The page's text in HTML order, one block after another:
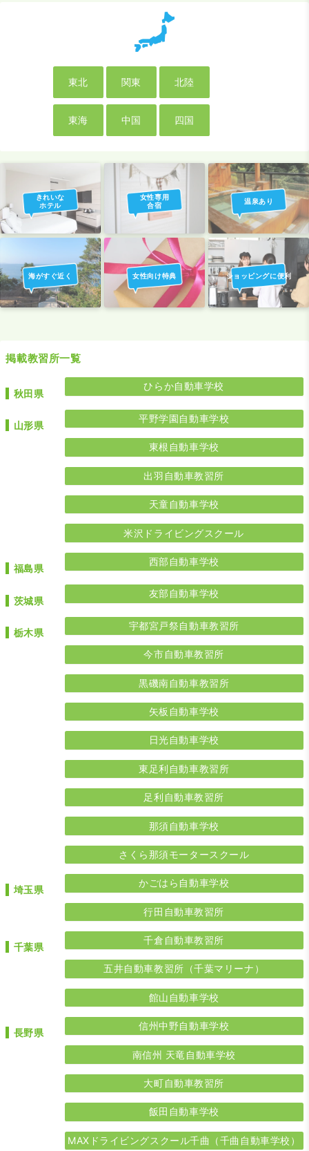
東北 関東 北陸
東海 中国 四国
きれいな
ホテル
女性専用
合宿
温泉あり
海がすぐ近く 女性向け特典 ショッピングに便利
掲載教習所一覧
秋田県
ひらか自動車学校
山形県
平野学園自動車学校
東根自動車学校
出羽自動車教習所
天童自動車学校
米沢ドライビングスクール
福島県
西部自動車学校
茨城県
友部自動車学校
栃木県
宇都宮戸祭自動車教習所
今市自動車教習所
黒磯南自動車教習所
矢板自動車学校
日光自動車学校
東足利自動車教習所
足利自動車教習所
那須自動車学校
さくら那須モータースクール
埼玉県
かごはら自動車学校
行田自動車教習所
千葉県
千倉自動車教習所
五井自動車教習所（千葉マリーナ）
館山自動車学校
長野県
信州中野自動車学校
南信州 天竜自動車学校
大町自動車教習所
飯田自動車学校
MAXドライビングスクール千曲（千曲自動車学校）